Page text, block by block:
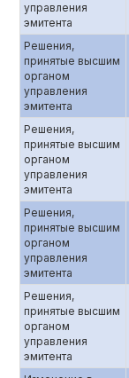
управления
эмитента
Решения,
принятые высшим
органом
управления
эмитента
Решения,
принятые высшим
органом
управления
эмитента
Решения,
принятые высшим
органом
управления
эмитента
Решения,
принятые высшим
органом
управления
эмитента